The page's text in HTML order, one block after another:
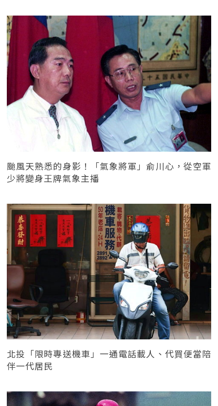
颱風天熟悉的身影！「氣象將軍」俞川心，從空軍
少將變身王牌氣象主播
北投「限時專送機車」一通電話載人、代買便當陪
伴一代居民